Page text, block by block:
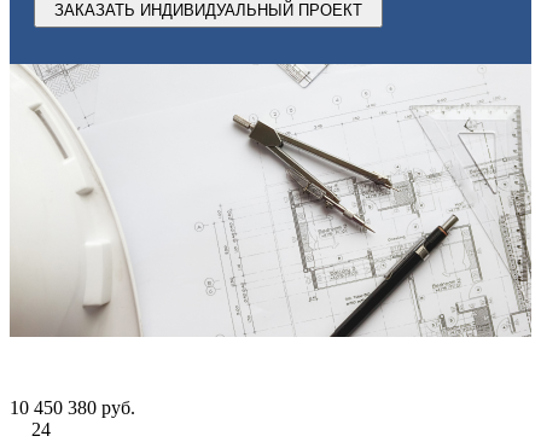
ЗАКАЗАТЬ ИНДИВИДУАЛЬНЫЙ ПРОЕКТ
10 450 380 руб.
24